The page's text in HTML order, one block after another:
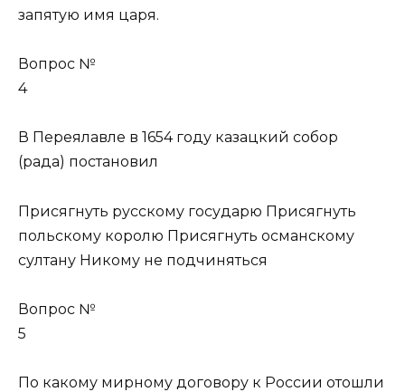
запятую имя царя.
Вопрос №
4
В Переялавле в 1654 году казацкий собор
(рада) постановил
Присягнуть русскому государю Присягнуть
польскому королю Присягнуть османскому
султану Никому не подчиняться
Вопрос №
5
По какому мирному договору к России отошли